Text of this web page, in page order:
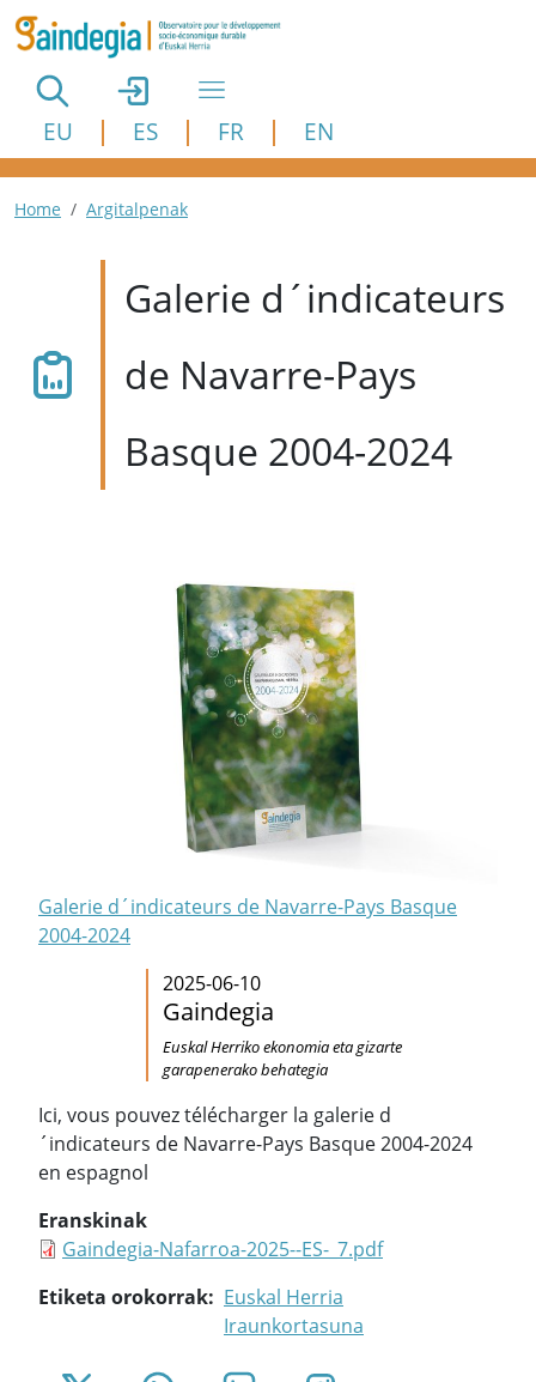
Aller au contenu principal
EU ES FR EN
Fil d'Ariane
Home Argitalpenak
Galerie d´indicateurs
de Navarre-Pays
Basque 2004-2024
Galerie d´indicateurs de Navarre-Pays Basque
2004-2024
2025-06-10
Gaindegia
Euskal Herriko ekonomia eta gizarte
garapenerako behategia
Ici, vous pouvez télécharger la galerie d
´indicateurs de Navarre-Pays Basque 2004-2024
en espagnol
Eranskinak
Gaindegia-Nafarroa-2025--ES-_7.pdf
Etiketa orokorrak
Euskal Herria
Iraunkortasuna